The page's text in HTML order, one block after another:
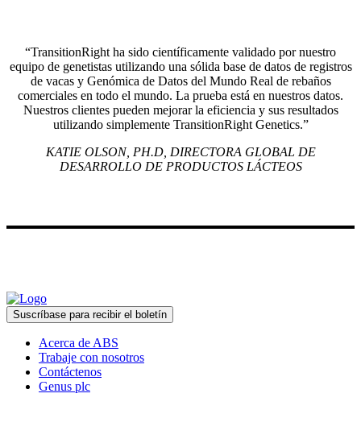
“TransitionRight ha sido científicamente validado por nuestro
equipo de genetistas utilizando una sólida base de datos de registros
de vacas y Genómica de Datos del Mundo Real de rebaños
comerciales en todo el mundo. La prueba está en nuestros datos.
Nuestros clientes pueden mejorar la eficiencia y sus resultados
utilizando simplemente TransitionRight Genetics.”
KATIE OLSON, PH.D, DIRECTORA GLOBAL DE
DESARROLLO DE PRODUCTOS LÁCTEOS
Suscríbase para recibir el boletín
Acerca de ABS
Trabaje con nosotros
Contáctenos
Genus plc